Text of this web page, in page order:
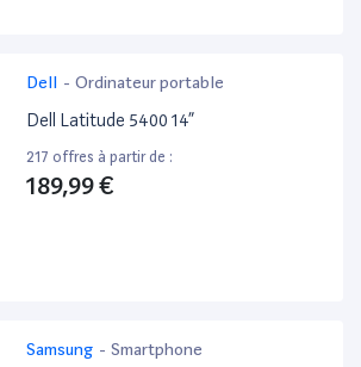
Dell - Ordinateur portable
Dell Latitude 5400 14”
217 offres à partir de :
189,99 €
Samsung - Smartphone